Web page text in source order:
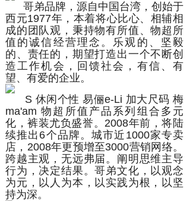
哥弟品牌，源自中国台湾，创始于
西元1977年，本着将心比心、相辅相
成的团队观，秉持物有所值、物超所
值的诚信经营理念。乐观的、坚毅
的、责任的，期望打造出一个不断创
造工作机会，回馈社会，有信、有
望、有爱的企业。
S 休闲个性 易俪e-Li 加大尺码 梅
ma'am 物超所值产品系列组合多元
化，裤装尤负盛誉。2008年前，将陆
续推出6个品牌。城市近1000家专卖
店，2008年更预增至3000营销网络。
跨越主观，无远弗届。阐明思维主导
行为，决定结果。哥弟文化，以观念
为元，以人为本，以实践为根，以坚
持为深。